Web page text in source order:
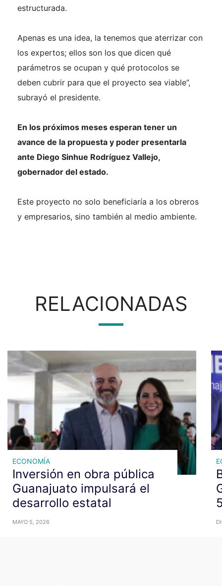
estructurada.
Apenas es una idea, la tenemos que aterrizar con
los expertos; ellos son los que dicen qué
parámetros se ocupan y qué protocolos se
deben cubrir para que el proyecto sea viable”,
subrayó el presidente.
En los próximos meses esperan tener un
avance de la propuesta y poder presentarla
ante Diego Sinhue Rodríguez Vallejo,
gobernador del estado.
Este proyecto no solo beneficiaría a los obreros
y empresarios, sino también al medio ambiente.
RELACIONADAS
ECONOMÍA
Inversión en obra pública
Guanajuato impulsará el
desarrollo estatal
MAYO 5, 2026